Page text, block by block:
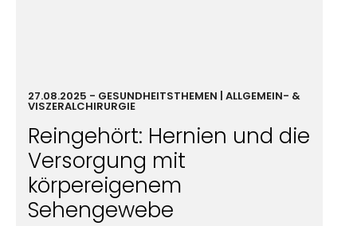
27.08.2025 - GESUND­HEITSTHEMEN | ALLGEMEIN- &
VISZERAL­CHIRURGIE
Reingehört: Hernien und die
Versorgung mit
körpereigenem
Sehengewebe